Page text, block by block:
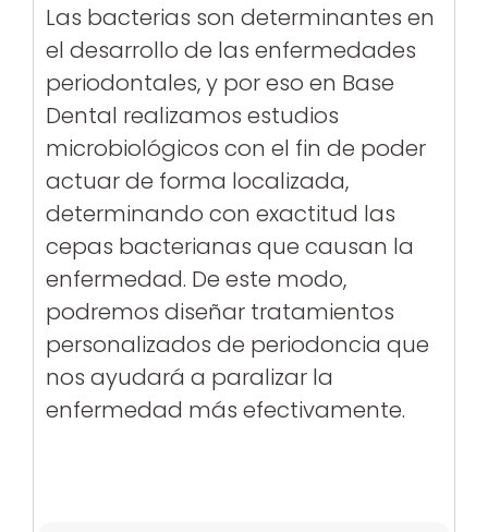
Las bacterias son determinantes en
el desarrollo de las enfermedades
periodontales, y por eso en Base
Dental realizamos estudios
microbiológicos con el fin de poder
actuar de forma localizada,
determinando con exactitud las
cepas bacterianas que causan la
enfermedad. De este modo,
podremos diseñar tratamientos
personalizados de periodoncia que
nos ayudará a paralizar la
enfermedad más efectivamente.